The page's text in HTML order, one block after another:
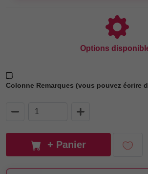
Options
Colonne Remarques (vous pouvez écrire
+ Panier